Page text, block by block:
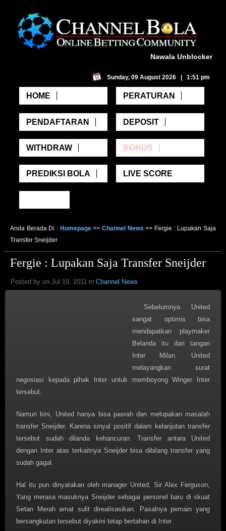
Nawala Unblocker
Sunday, 09 August 2026 | 1:51 pm
HOME PERATURAN
PENDAFTARAN DEPOSIT
WITHDRAW BONUS
PREDIKSI BOLA LIVE SCORE
Anda Berada Di : Homepage>>Channel News >> Fergie : Lupakan Saja
Transfer Sneijder
Fergie : Lupakan Saja Transfer Sneijder
Posted by on Jul 19, 2011 in Channel News
Sebelumnya United
sangat optimis bisa
mendapatkan playmaker
Belanda itu dari tangan
Inter Milan. United
melayangkan surat
negosiasi kepada pihak Inter untuk memboyong Winger Inter
tersebut.
Namun kini, United hanya bisa pasrah dan melupakan masalah
transfer Sneijder. Karena sinyal positif dalam kelanjutan transfer
tersebut sudah dilanda kehancuran. Transfer antara United
dengan Inter atas terkaitnya Sneijder bisa dibilang transfer yang
sudah gagal.
Hal itu pun dinyatakan oleh manager United, Sir Alex Ferguson,
Yang merasa masuknya Sneijder sebagai personel baru di skuat
Setan Merah amat sulit direalisasikan. Pasalnya pemain yang
bersangkutan tersebut diyakini tetap bertahan di Inter.